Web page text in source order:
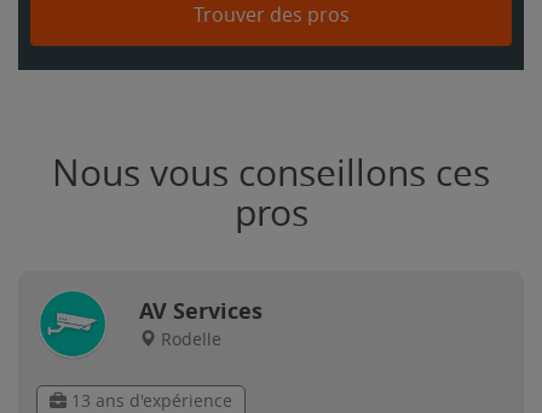
Trouver des pros
Nous vous conseillons ces
pros
AV Services
Rodelle
13 ans d'expérience